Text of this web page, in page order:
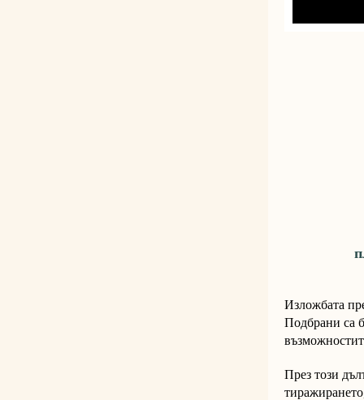
Изложбата
Подбрани са
През този